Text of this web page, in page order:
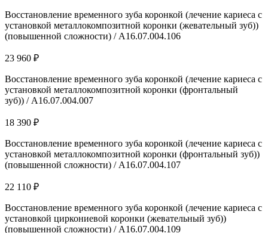
Восстановление временного зуба коронкой (лечение кариеса с
установкой металлокомпозитной коронки (жевательный зуб))
(повышенной сложности) / A16.07.004.106
23 960 ₽
Восстановление временного зуба коронкой (лечение кариеса с
установкой металлокомпозитной коронки (фронтальный
зуб)) / A16.07.004.007
18 390 ₽
Восстановление временного зуба коронкой (лечение кариеса с
установкой металлокомпозитной коронки (фронтальный зуб))
(повышенной сложности) / A16.07.004.107
22 110 ₽
Восстановление временного зуба коронкой (лечение кариеса с
установкой циркониевой коронки (жевательный зуб))
(повышенной сложности) / A16.07.004.109